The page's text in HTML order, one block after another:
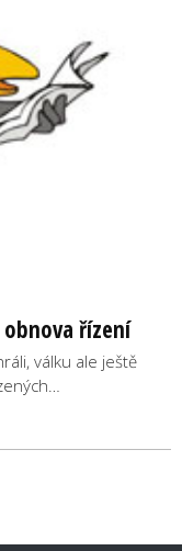
řízení
válku ale ještě